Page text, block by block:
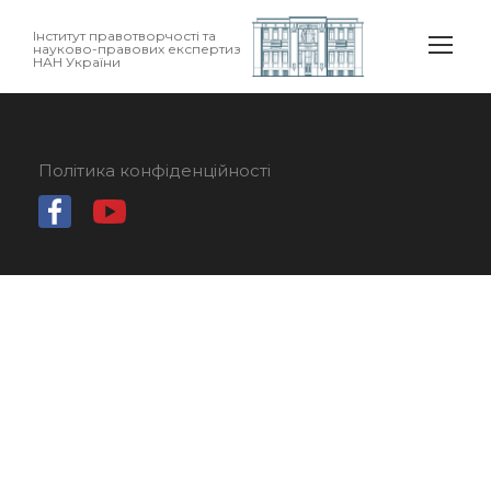
Інститут правотворчості та
науково-правових експертиз
НАН України
Політика конфіденційності